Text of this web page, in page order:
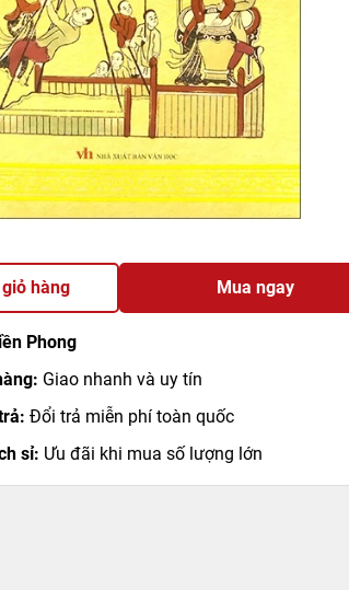
hàng Mua ngay
Phong
Giao nhanh và uy tín
Đổi trả miễn phí toàn quốc
sỉ: Ưu đãi khi mua số lượng lớn